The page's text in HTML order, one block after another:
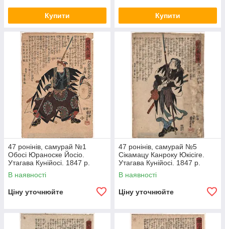
Купити Купити
47 ронінів, самурай №1
Обосі Юраноске Йосіо.
Утагава Кунійосі. 1847 р.
Японія гравюра
В наявності
Ціну уточнюйте
47 ронінів, самурай №5
Сікамацу Канроку Юкісіге.
Утагава Кунійосі. 1847 р.
Японія гравюра
В наявності
Ціну уточнюйте